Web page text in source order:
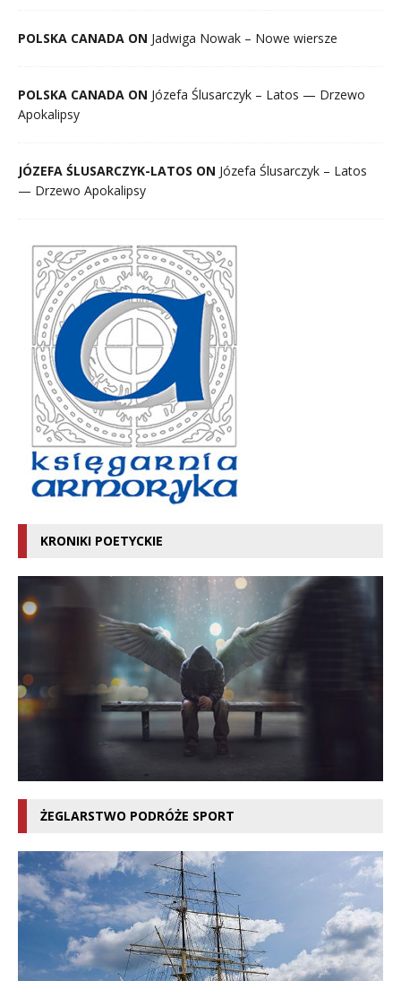
POLSKA CANADA ON Jadwiga Nowak – Nowe wiersze
POLSKA CANADA ON Józefa Ślusarczyk – Latos — Drzewo
Apokalipsy
JÓZEFA ŚLUSARCZYK-LATOS ON Józefa Ślusarczyk – Latos
— Drzewo Apokalipsy
KRONIKI POETYCKIE
ŻEGLARSTWO PODRÓŻE SPORT